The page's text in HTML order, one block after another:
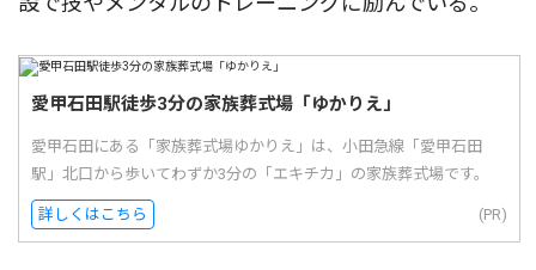
愛甲石田駅徒歩3分の家族葬式場「ゆかりえ」
愛甲石田にある「家族葬式場ゆかりえ」は、小田急線「愛甲石田
駅」北口から歩いてわずか3分の「エキチカ」の家族葬式場です。
詳しくはこちら (PR)